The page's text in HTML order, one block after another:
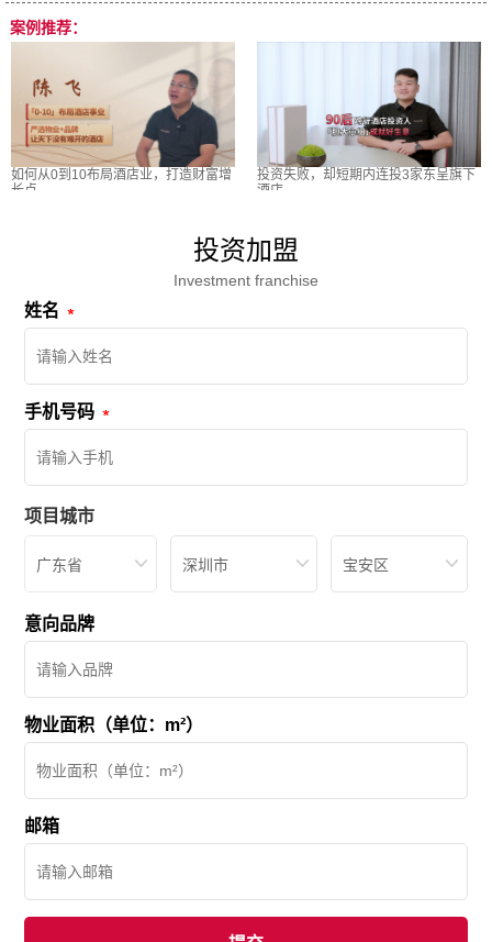
案例推荐：
如何从0到10布局酒店业，打造财富增
长点
投资失败，却短期内连投3家东呈旗下
酒店
投资加盟
Investment franchise
姓名
手机号码
项目城市
广东省 深圳市 宝安区
意向品牌
物业面积（单位：m²）
邮箱